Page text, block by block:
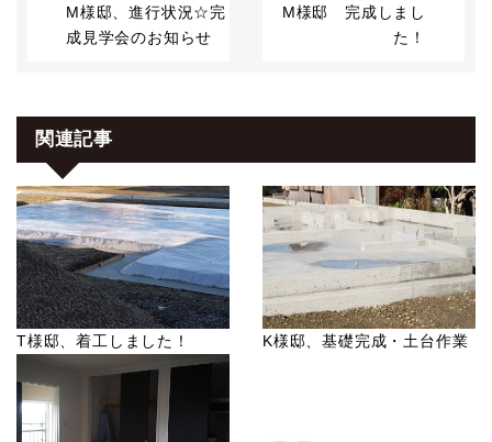
M様邸、進行状況☆完
成見学会のお知らせ
M様邸 完成しまし
た！
関連記事
T様邸、着工しました！ K様邸、基礎完成・土台作業